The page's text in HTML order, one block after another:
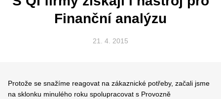
Finanční analýzu
21. 4. 2015
Protože se snažíme reagovat na zákaznické potřeby, začali jsme
na sklonku minulého roku spolupracovat s Provozně